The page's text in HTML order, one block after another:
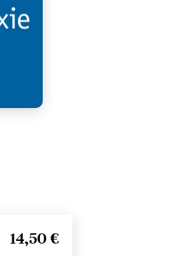
14,50 €